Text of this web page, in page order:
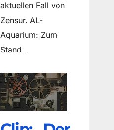
aktuellen Fall von
Zensur. AL-
Aquarium: Zum
Stand…